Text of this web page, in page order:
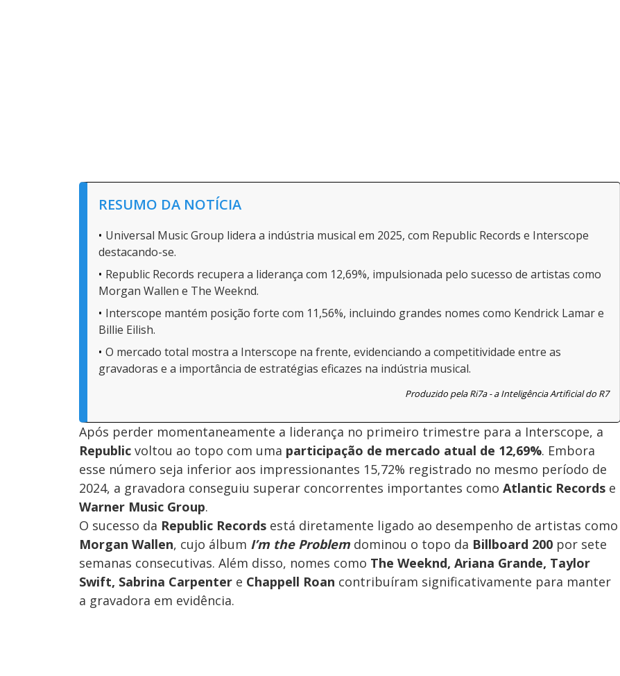
RESUMO DA NOTÍCIA
Universal Music Group lidera a indústria musical em 2025, com Republic Records e Interscope
destacando-se.
Republic Records recupera a liderança com 12,69%, impulsionada pelo sucesso de artistas como
Morgan Wallen e The Weeknd.
Interscope mantém posição forte com 11,56%, incluindo grandes nomes como Kendrick Lamar e
Billie Eilish.
O mercado total mostra a Interscope na frente, evidenciando a competitividade entre as
gravadoras e a importância de estratégias eficazes na indústria musical.
Produzido pela Ri7a - a Inteligência Artificial do R7
Após perder momentaneamente a liderança no primeiro trimestre para a Interscope, a
Republic voltou ao topo com uma participação de mercado atual de 12,69%. Embora
esse número seja inferior aos impressionantes 15,72% registrado no mesmo período de
2024, a gravadora conseguiu superar concorrentes importantes como Atlantic Records e
Warner Music Group.
O sucesso da Republic Records está diretamente ligado ao desempenho de artistas como
Morgan Wallen, cujo álbum I’m the Problem dominou o topo da Billboard 200 por sete
semanas consecutivas. Além disso, nomes como The Weeknd, Ariana Grande, Taylor
Swift, Sabrina Carpenter e Chappell Roan contribuíram significativamente para manter
a gravadora em evidência.